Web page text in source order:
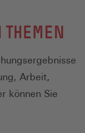
Arbeit,
können Sie